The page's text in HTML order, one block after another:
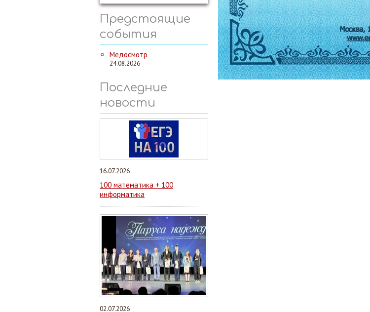
Предстоящие
события
Медосмотр
24.08.2026
Последние
новости
16.07.2026
100 математика + 100
информатика
02.07.2026